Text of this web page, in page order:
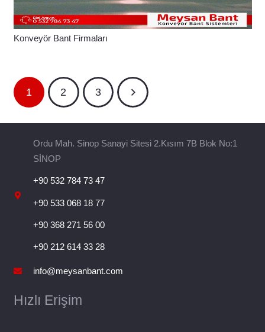
Konveyör Bant Firmaları
1 2 3
Ordu Mah. Sinop Sanayi Sitesi 2.Kısım 7B Blok No:1
SİNOP
+90 532 784 73 47
+90 533 068 18 77
+90 368 271 56 00
+90 212 614 33 28
info@meysanbant.com
Hızlı Erişim